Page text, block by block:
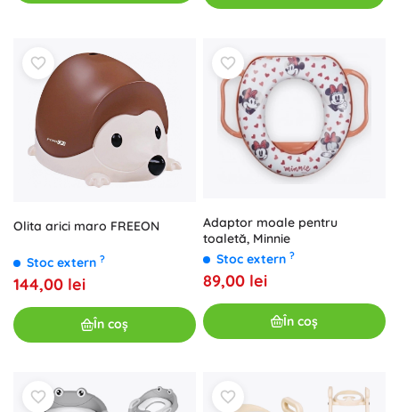
Olita arici maro FREEON
Stoc extern ?
144,00 lei
În coș
Adaptor moale pentru
toaletă, Minnie
Stoc extern ?
89,00 lei
În coș